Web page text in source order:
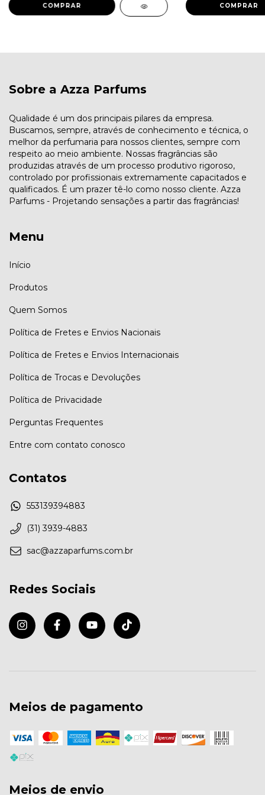
COMPRAR COMPRAR
Sobre a Azza Parfums
Qualidade é um dos principais pilares da empresa.
Buscamos, sempre, através de conhecimento e técnica, o
melhor da perfumaria para nossos clientes, sempre com
respeito ao meio ambiente. Nossas fragrâncias são
produzidas através de um processo produtivo rigoroso,
controlado por profissionais extremamente capacitados e
qualificados. É um prazer tê-lo como nosso cliente. Azza
Parfums - Projetando sensações a partir das fragrâncias!
Menu
Início
Produtos
Quem Somos
Política de Fretes e Envios Nacionais
Política de Fretes e Envios Internacionais
Política de Trocas e Devoluções
Política de Privacidade
Perguntas Frequentes
Entre com contato conosco
Contatos
553139394883
(31) 3939-4883
sac@azzaparfums.com.br
Redes Sociais
Meios de pagamento
Meios de envio